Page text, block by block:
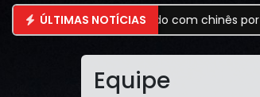
ÚLTIMAS NOTÍCIAS
ter sido confundido com chinês por agente
Equipe